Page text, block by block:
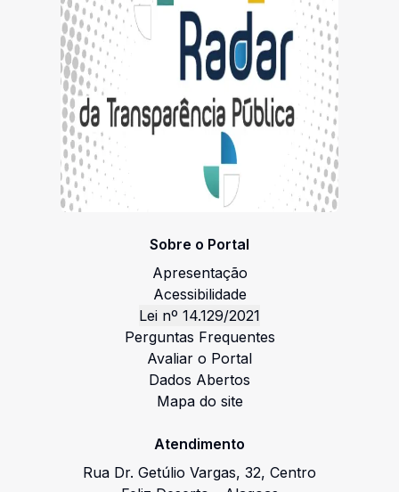
Sobre o Portal
Apresentação
Acessibilidade
Lei nº 14.129/2021
Perguntas Frequentes
Avaliar o Portal
Dados Abertos
Mapa do site
Atendimento
Rua Dr. Getúlio Vargas, 32, Centro